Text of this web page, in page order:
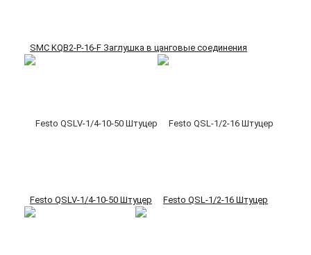
SMC KQB2-P-16-F Заглушка в цанговые соединения
Festo QSLV-1/4-10-50 Штуцер Festo QSL-1/2-16 Штуцер